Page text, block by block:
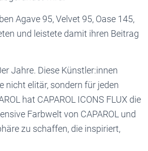
Agave 95, Velvet 95, Oase 145,
und leistete damit ihren Beitrag
Jahre. Diese Künstler:innen
nicht elitär, sondern für jeden
hat CAPAROL ICONS FLUX die
Farbwelt von CAPAROL und
zu schaffen, die inspiriert,